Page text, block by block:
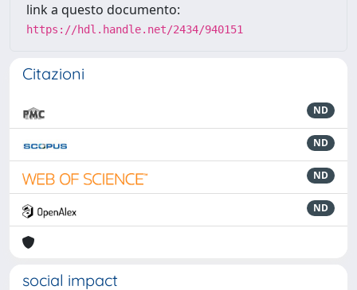
link a questo documento:
https://hdl.handle.net/2434/940151
Citazioni
ND
ND
ND
ND
social impact